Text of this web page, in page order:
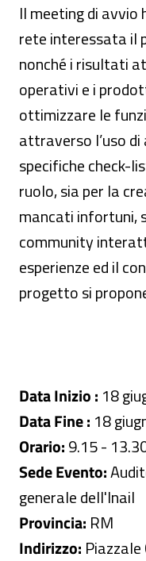
Il meeting di avvio
rete interessata il
nonché i risultati
operativi e i
ottimizzare le
attraverso l’uso
specifiche check-
ruolo, sia per la
mancati infortuni,
community
esperienze ed il
progetto si
Data Inizio : 18
Data Fine : 18
Orario:9.15 -
Sede Evento:
generale dell'Inail
Provincia: RM
Indirizzo: